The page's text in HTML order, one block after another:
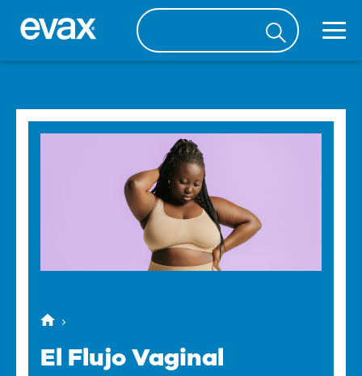
El Flujo Vaginal